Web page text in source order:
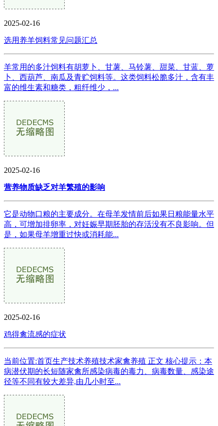
2025-02-16
选用养羊饲料常见问题汇总
羊常用的多汁饲料有胡萝卜、甘薯、马铃薯、甜菜、甘蓝、萝
卜、西葫芦、南瓜及青贮饲料等。这类饲料松脆多汁，含有丰
富的维生素和糖类，粗纤维少，...
2025-02-16
营养物质缺乏对羊繁殖的影响
它是动物口粮的主要成分。在母羊发情前后如果日粮能量水平
高，可增加排卵率，对妊娠早期胚胎的存活没有不良影响。但
是，如果母羊增重过快或消耗能...
2025-02-16
鸡得禽流感的症状
当前位置:首页生产技术养殖技术家禽养殖 正文 核心提示：本
病潜伏期的长短随家禽所感染病毒的毒力、病毒数量、感染途
径等不同有较大差异,由几小时至...